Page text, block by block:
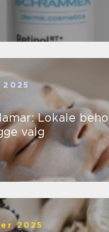
Lokale
valg
2025